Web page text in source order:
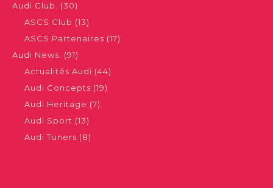
Audi Club. (30)
ASCS Club (13)
ASCS Partenaires (17)
Audi News. (91)
Actualités Audi (44)
Audi Concepts (19)
Audi Heritage (7)
Audi Sport (13)
Audi Tuners (8)